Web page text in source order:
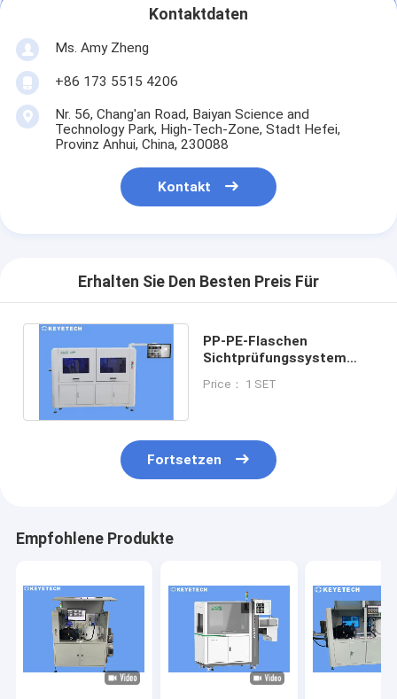
Kontaktdaten
Ms. Amy Zheng
+86 173 5515 4206
Nr. 56, Chang'an Road, Baiyan Science and
Technology Park, High-Tech-Zone, Stadt Hefei,
Provinz Anhui, China, 230088
Kontakt
Erhalten Sie Den Besten Preis Für
PP-PE-Flaschen
Sichtprüfungssystem
Fehlererkennung
Price： 1 SET
Fortsetzen
Empfohlene Produkte